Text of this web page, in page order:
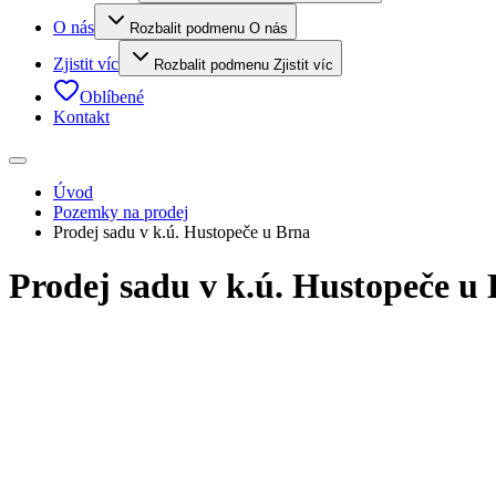
O nás Rozbalit podmenu O nás
Zjistit víc Rozbalit podmenu Zjistit víc
Oblíbené
Kontakt
Úvod
Pozemky na prodej
Prodej sadu v k.ú. Hustopeče u Brna
Prodej sadu v k.ú. Hustopeče u